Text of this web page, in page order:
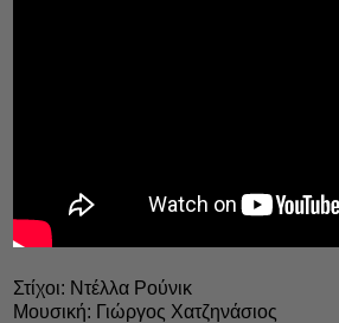
Στίχοι: Ντέλλα Ρούνικ
Μουσική: Γιώργος Χατζηνάσιος